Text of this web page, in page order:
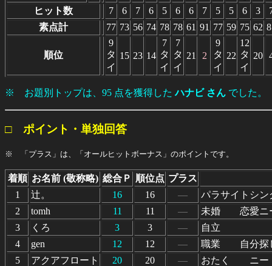
ヒット数
7 6 7 6 5 6 6 7 5 5 6 3
素点計
77 73 56 74 78 78 61 91 77 59 75 62
順位
9
タ
イ
15 23 14
7
タ
イ
7
タ
イ
21 2
9
タ
イ
22
12
タ
イ
20
※ お題別トップは、95 点を獲得したハナビ さん でした。
□ ポイント・単独回答
※ 「プラス」は、「オールヒットボーナス」のポイントです。
着順 お名前 (敬称略) 総合Ｐ 順位点 プラス
1
辻。 16 16 ―
パラサイトシン
2
tomh 11 11 ―
未婚 恋愛ニ
3
くろ 3 3 ―
自立
4
gen 12 12 ―
職業 自分探
5
アクアフロート 20 20 ― おたく ニー